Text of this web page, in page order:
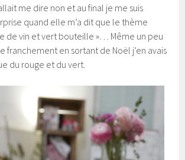
me dire non et au final je me suis
quand elle m’a dit que le thème
de vin et vert bouteille »… Même un peu
franchement en sortant de Noël j’en avais
du rouge et du vert.